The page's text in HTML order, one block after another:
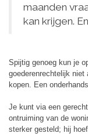
maanden
kan krijgen.
Spijtig genoeg kun je
goederenrechtelijk niet
kopen. Een
Je kunt via een
ontruiming van de
sterker gesteld; hij